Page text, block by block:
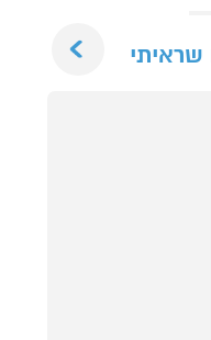
שראיתי